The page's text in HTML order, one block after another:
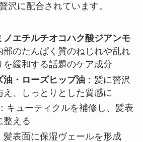
沢に配合されています。
ノエチルチオコハク酸ジアンモ
部のたんぱく質のねじれや乱れ
を緩和する話題のケア成分
油・ローズヒップ油：髪に贅沢
え、しっとりとした質感に
キューティクルを補修し、髪表
整える
髪表面に保湿ヴェールを形成